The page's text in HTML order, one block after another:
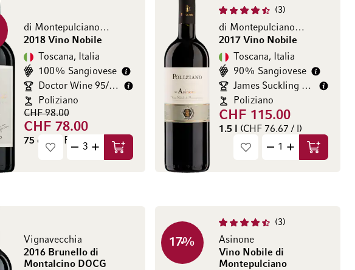
di Montepulciano DOCG
2018 Vino Nobile
Toscana, Italia
100% Sangiovese
Doctor Wine 95/100
Poliziano
CHF 78.00
CHF 98.00
75 cl (CHF 104.00 / l)
Aggiungi al Carrello
3
di Montepulciano DOCG
2017 Vino Nobile
Toscana, Italia
90% Sangiovese
James Suckling 94/100
Poliziano
CHF 115.00
1.5 l (CHF 76.67 / l)
Aggiungi
Vignavecchia
2016 Brunello di
Montalcino DOCG
3
Asinone
Vino Nobile di
Montepulciano
17%